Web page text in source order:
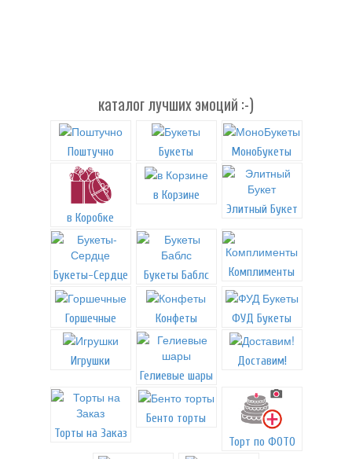
каталог лучших эмоций :-)
Поштучно Букеты МоноБукеты
в Коробке
в Корзине
Элитный Букет
Букеты-Сердце Букеты Баблс Комплименты
Горшечные Конфеты ФУД Букеты
Игрушки
Гелиевые шары
Доставим!
Торты на Заказ
Бенто торты
Торт по ФОТО